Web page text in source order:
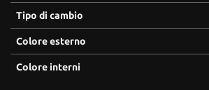
Tipo di cambio
Colore esterno
Colore interni
rivedere
e
le